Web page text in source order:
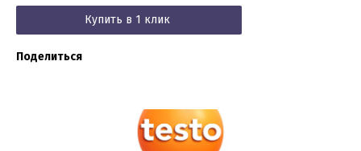
Купить в 1 клик
Поделиться